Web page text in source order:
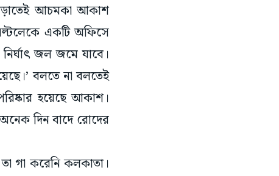
আচমকা আকাশ
একটি অফিসে
জল জমে যাবে।
বলতে না বলতেই
হয়েছে আকাশ।
দিন বাদে রোদের
গা করেনি কলকাতা।